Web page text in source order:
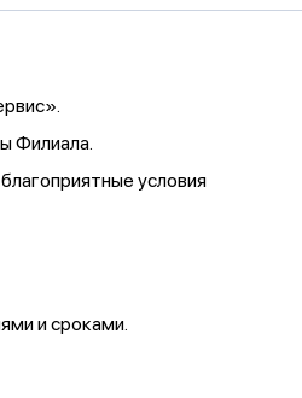
Филиала.
условия
и сроками.